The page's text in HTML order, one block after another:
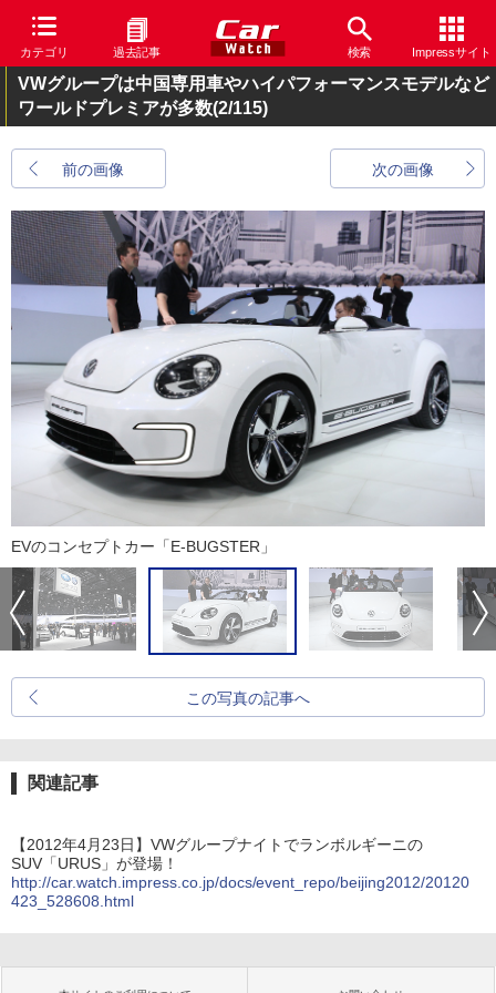
カテゴリ 過去記事 検索 Impressサイト
VWグループは中国専用車やハイパフォーマンスモデルなど
ワールドプレミアが多数(2/115)
前の画像 次の画像
EVのコンセプトカー「E-BUGSTER」
この写真の記事へ
関連記事
【2012年4月23日】VWグループナイトでランボルギーニの
SUV「URUS」が登場！
http://car.watch.impress.co.jp/docs/event_repo/beijing2012/20120
423_528608.html